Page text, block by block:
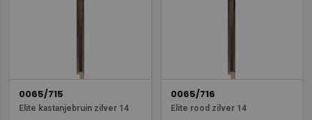
0065/715
Elite kastanjebruin zilver 14
0065/716
Elite rood zilver 14